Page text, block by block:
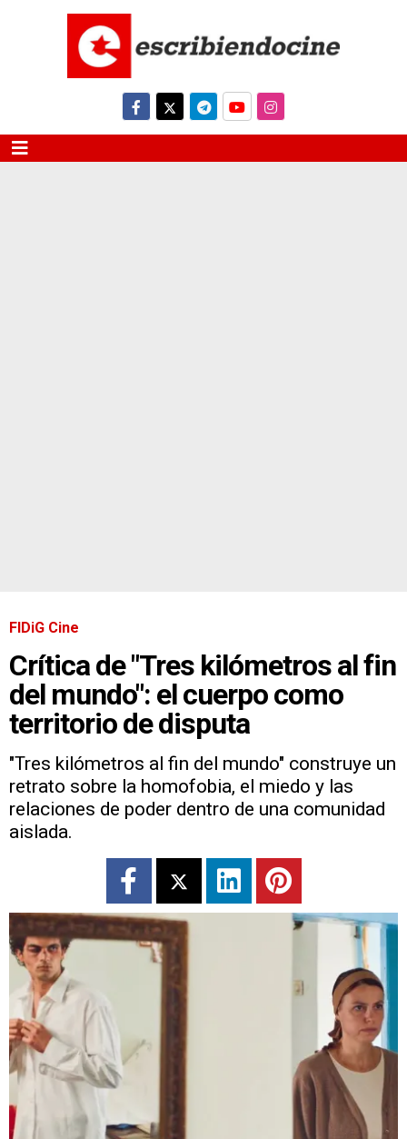
FIDiG Cine
Crítica de "Tres kilómetros al fin
del mundo": el cuerpo como
territorio de disputa
"Tres kilómetros al fin del mundo" construye un
retrato sobre la homofobia, el miedo y las
relaciones de poder dentro de una comunidad
aislada.